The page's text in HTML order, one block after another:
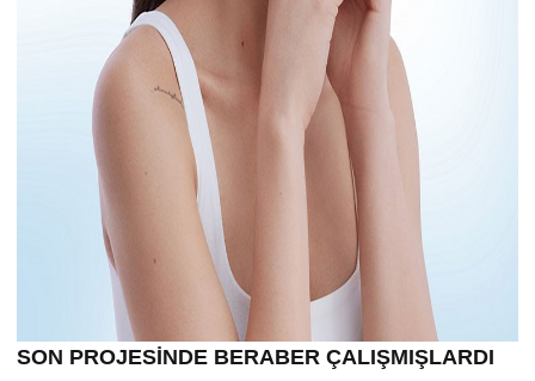
SON PROJESİNDE BERABER ÇALIŞMIŞLARDI